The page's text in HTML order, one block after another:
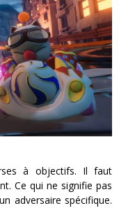
à objectifs. Il faut
Ce qui ne signifie pas
adversaire spécifique.